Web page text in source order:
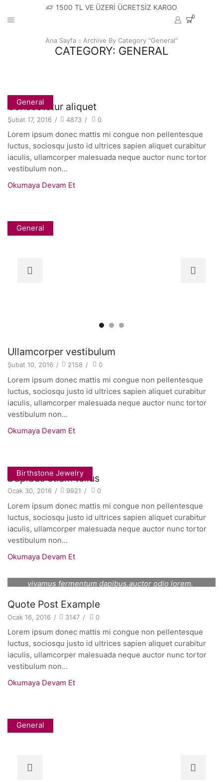
1500 TL VE ÜZERİ ÜCRETSİZ KARGO
0
Ana Sayfa Archive By Category "General"
CATEGORY: GENERAL
General
Consectetur aliquet
Şubat 17, 2016 / 4873 / 0
Lorem ipsum donec mattis mi congue non pellentesque
luctus, sociosqu justo id ultrices sapien aliquet curabitur
iaculis, ullamcorper malesuada neque auctor nunc tortor
vestibulum non...
Okumaya Devam Et
General
Ullamcorper vestibulum
Şubat 10, 2016 / 2158 / 0
Lorem ipsum donec mattis mi congue non pellentesque
luctus, sociosqu justo id ultrices sapien aliquet curabitur
iaculis, ullamcorper malesuada neque auctor nunc tortor
vestibulum non...
Okumaya Devam Et
Birthstone Jewelry
Dapibus etiam tellus
Ocak 30, 2016 / 9921 / 0
Lorem ipsum donec mattis mi congue non pellentesque
luctus, sociosqu justo id ultrices sapien aliquet curabitur
iaculis, ullamcorper malesuada neque auctor nunc tortor
vestibulum non...
Okumaya Devam Et
vivamus fermentum dapibus,auctor odio lorem.
Quote Post Example
Ocak 16, 2016 / 3147 / 0
Lorem ipsum donec mattis mi congue non pellentesque
luctus, sociosqu justo id ultrices sapien aliquet curabitur
iaculis, ullamcorper malesuada neque auctor nunc tortor
vestibulum non...
Okumaya Devam Et
General